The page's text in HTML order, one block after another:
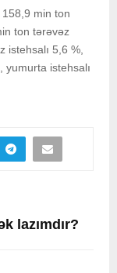
min ton
ton tərəvəz
istehsalı 5,6 %,
yumurta istehsalı
lazımdır?